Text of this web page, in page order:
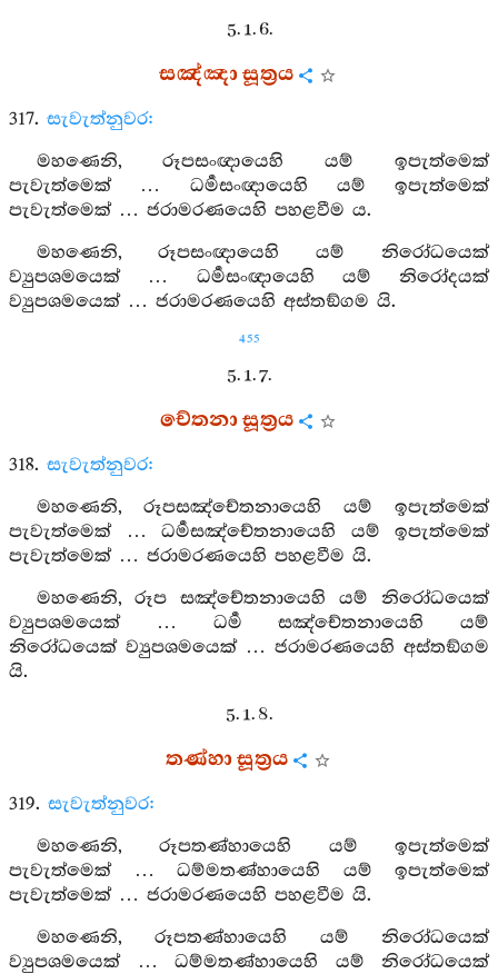
5. 1. 6.
සඤ්ඤා සූත්‍රය
317. සැවැත්නුවර:
මහණෙනි, රූපසංඥායෙහි යම් ඉපැත්මෙක්
පැවැත්මෙක් … ධර්‍මසංඥායෙහි යම් ඉපැත්මෙක්
පැවැත්මෙක් … ජරාමරණයෙහි පහළවීම ය.
මහණෙනි, රූපසංඥායෙහි යම් නිරෝධයෙක්
ව්‍යුපශමයෙක් … ධර්‍මසංඥායෙහි යම් නිරෝදයක්
ව්‍යුපශමයෙක් … ජරාමරණයෙහි අස්තඞ්ගම යි.
455
5. 1. 7.
චේතනා සූත්‍රය
318. සැවැත්නුවර:
මහණෙනි, රූපසඤ්චේතනායෙහි යම් ඉපැත්මෙක්
පැවැත්මෙක් … ධර්‍මසඤ්චේතනායෙහි යම් ඉපැත්මෙක්
පැවැත්මෙක් … ජරාමරණයෙහි පහළවීම යි.
මහණෙනි, රූප සඤ්චේතනායෙහි යම් නිරෝධයෙක්
ව්‍යුපශමයෙක් … ධර්‍ම සඤ්චේතනායෙහි යම්
නිරෝධයෙක් ව්‍යුපශමයෙක් … ජරාමරණයෙහි අස්තඞ්ගම
යි.
5. 1. 8.
තණ්හා සූත්‍රය
319. සැවැත්නුවර:
මහණෙනි, රූපතණ්හායෙහි යම් ඉපැත්මෙක්
පැවැත්මෙක් … ධම්මතණ්හායෙහි යම් ඉපැත්මෙක්
පැවැත්මෙක් … ජරාමරණයෙහි පහළවීම යි.
මහණෙනි, රූපතණ්හායෙහි යම් නිරෝධයෙක්
ව්‍යුපශමයෙක් … ධම්මතණ්හායෙහි යම් නිරෝධයෙක්